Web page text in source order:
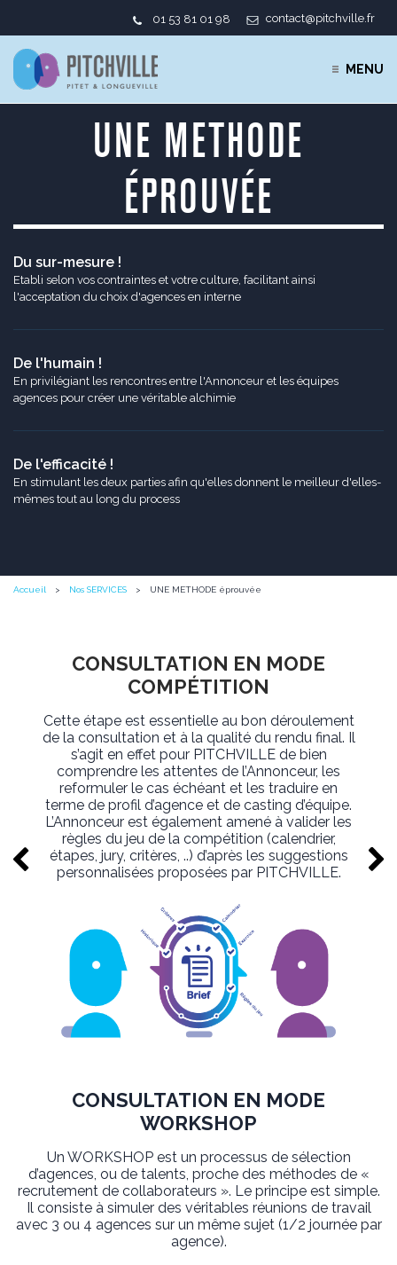
01 53 81 01 98 contact@pitchville.fr
MENU
UNE METHODE
ÉPROUVÉE
Du sur-mesure !
Etabli selon vos contraintes et votre culture, facilitant ainsi
l'acceptation du choix d'agences en interne
De l'humain !
En privilégiant les rencontres entre l'Annonceur et les équipes
agences pour créer une véritable alchimie
De l'efficacité !
En stimulant les deux parties afin qu'elles donnent le meilleur d'elles-
mêmes tout au long du process
Accueil Nos SERVICES UNE METHODE éprouvée
CONSULTATION EN MODE
COMPÉTITION
Cette étape est essentielle au bon déroulement
de la consultation et à la qualité du rendu final. Il
s’agit en effet pour PITCHVILLE de bien
comprendre les attentes de l’Annonceur, les
reformuler le cas échéant et les traduire en
terme de profil d’agence et de casting d’équipe.
L’Annonceur est également amené à valider les
règles du jeu de la compétition (calendrier,
étapes, jury, critères, ..) d’après les suggestions
personnalisées proposées par PITCHVILLE.
CONSULTATION EN MODE
WORKSHOP
Un WORKSHOP est un processus de sélection
d’agences, ou de talents, proche des méthodes de «
recrutement de collaborateurs ». Le principe est simple.
Il consiste à simuler des véritables réunions de travail
avec 3 ou 4 agences sur un même sujet (1/2 journée par
agence).